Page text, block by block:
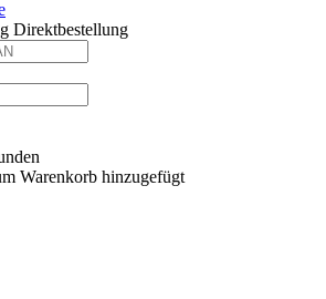
Direktbestellung
Warenkorb hinzugefügt